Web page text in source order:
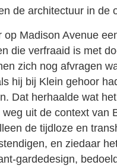
de architectuur in de
op Madison Avenue
die verfraaid is met
zich nog afvragen
hij bij Klein gehoor
Dat herhaalde wat
uit de context van
de tijdloze en
en ziedaar
gardedesign,